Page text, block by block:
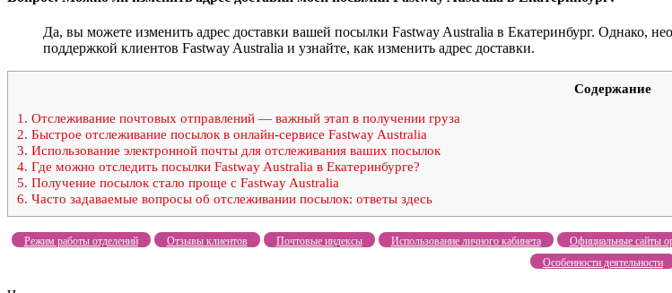
Да, вы можете изменить адрес доставки вашей посылки Fastway Australia в Екатеринбург. Однако,
поддержкой клиентов Fastway Australia и узнайте, как изменить адрес доставки.
Содержание
1. Отслеживание почтовых отправлений — важный этап в получении груза
2. Быстрое отслеживание посылок в онлайн-сервисе Fastway Australia
3. Использование электронной почты для отслеживания ваших посылок
4. Где можно отследить посылки Fastway Australia в Екатеринбурге?
5. Получение посылок стало проще с Fastway Australia
6. Часто задаваемые вопросы об отслеживании посылок: ответы здесь
Режим работы отделений Отзывы клиентов Почтовые индексы Использование личного кабинета Официальные сайты
Особенности деятельности